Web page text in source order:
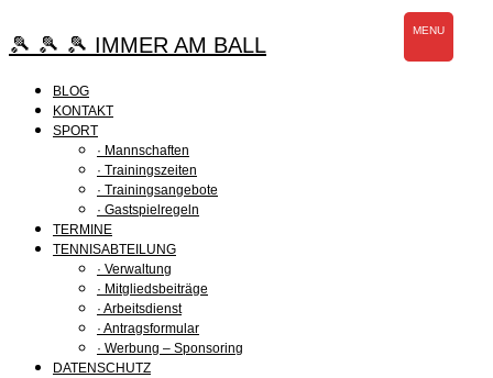
Inhalt
springen
🎾 🎾 🎾 IMMER AM BALL
BLOG
KONTAKT
SPORT
· Mannschaften
· Trainingszeiten
· Trainingsangebote
· Gastspielregeln
TERMINE
TENNISABTEILUNG
· Verwaltung
· Mitgliedsbeiträge
· Arbeitsdienst
· Antragsformular
· Werbung – Sponsoring
DATENSCHUTZ
MENU